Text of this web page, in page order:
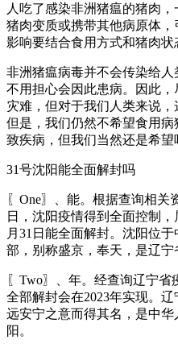
人吃了感染非洲猪瘟的猪肉
猪肉变质或携带其他病原体
影响要结合食用方式和猪肉状
非洲猪瘟病毒并不会传染给
不用担心会因此患病。因此
灾难，但对于我们人类来说，
但是，我们仍然不希望食用
致疾病，但我们当然还是希望
31号沈阳能全面解封吗
〖One〗、能。根据查询相关
日，沈阳疫情得到全面控制
月31日能全面解封。沈阳位
部，别称盛京，奉天，是辽宁
〖Two〗、年。经查询辽宁
全部解封会在2023年实现。
远安宁之意而得其名，是中
阳。